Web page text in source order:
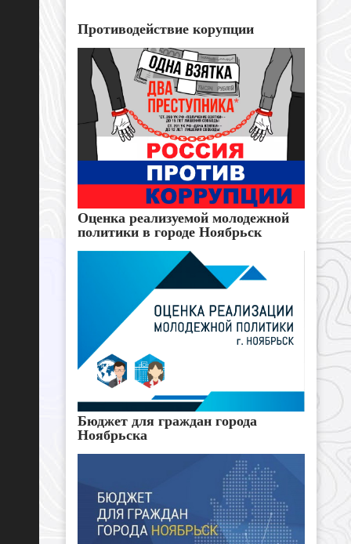
Противодействие корупции
Оценка реализуемой молодежной
политики в городе Ноябрьск
Бюджет для граждан города
Ноябрьска